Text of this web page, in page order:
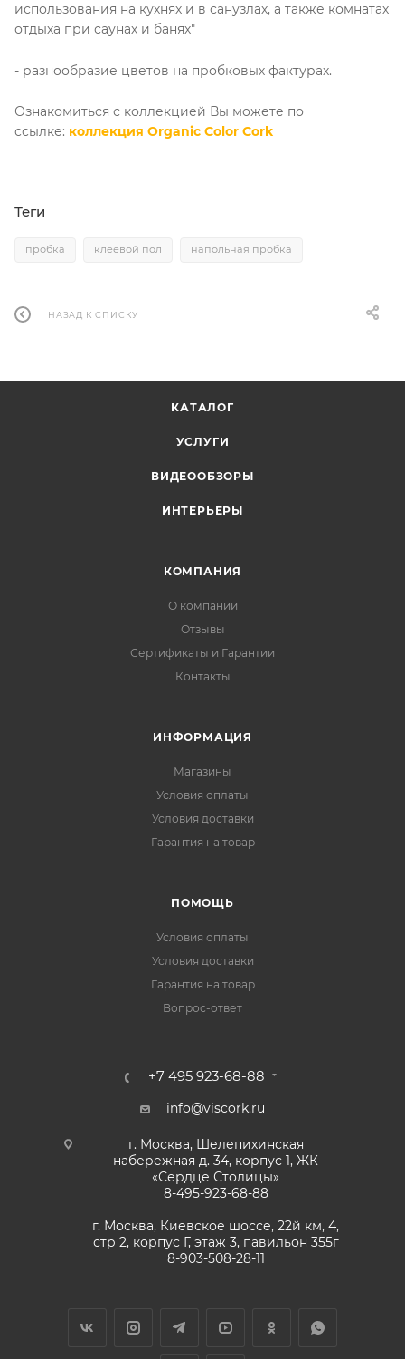
использования на кухнях и в санузлах, а также комнатах
отдыха при саунах и банях"
- разнообразие цветов на пробковых фактурах.
Ознакомиться с коллекцией Вы можете по
ссылке: коллекция Organic Color Cork
Теги
пробка клеевой пол напольная пробка
НАЗАД К СПИСКУ
КАТАЛОГ
УСЛУГИ
ВИДЕООБЗОРЫ
ИНТЕРЬЕРЫ
КОМПАНИЯ
О компании
Отзывы
Сертификаты и Гарантии
Контакты
ИНФОРМАЦИЯ
Магазины
Условия оплаты
Условия доставки
Гарантия на товар
ПОМОЩЬ
Условия оплаты
Условия доставки
Гарантия на товар
Вопрос-ответ
+7 495 923-68-88
info@viscork.ru
г. Москва, Шелепихинская
набережная д. 34, корпус 1, ЖК
«Сердце Столицы»
8-495-923-68-88
г. Москва, Киевское шоссе, 22й км, 4,
стр 2, корпус Г, этаж 3, павильон 355г
8-903-508-28-11